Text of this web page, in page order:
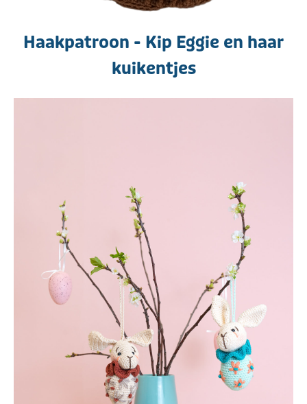
Haakpatroon - Kip Eggie en haar
kuikentjes